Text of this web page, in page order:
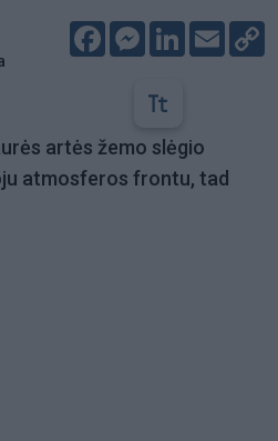
FacebookMessenger
LinkedIn
Email
artės žemo slėgio
atmosferos frontu, tad